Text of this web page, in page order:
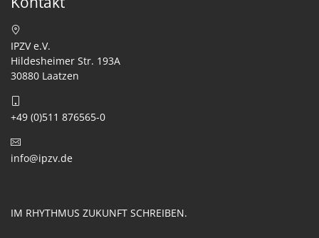
IPZV e.V.
Hildesheimer Str. 193A
30880 Laatzen
+49 (0)511 876565-0
info@ipzv.de
IM RHYTHMUS ZUKUNFT SCHREIBEN.